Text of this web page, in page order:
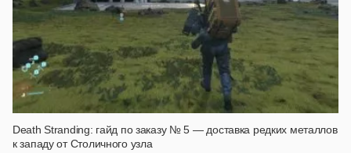
Death Stranding: гайд по заказу № 5 — доставка редких металлов
к западу от Столичного узла